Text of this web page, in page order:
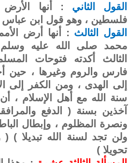
القول الثاني : أنها
فلسطين ، وهو قول ابن عباس
القول الثالث : أنها أرض
محمد صلى الله عليه وسلم
الثالث أكدته فتوحات
فارس والروم وغيرها ، حين
إلى الهدى ، ومن الكفر إلى
سنة الله مع أهل الإسلام ،
آخذين بسنة ( الدفع
ونصرة المظلوم ، وإبطال
ولن تجد لسنة الله تبديلا )
تحويلا )